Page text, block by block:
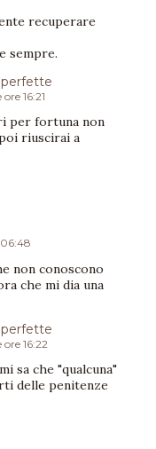
recuperare
sempre.
perfette
16:21
per fortuna non
riuscirai a
non conoscono
che mi dia una
perfette
16:22
sa che "qualcuna"
delle penitenze